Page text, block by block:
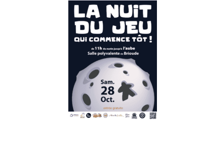
RECHERCHER
S'ABONNER
S'INSCRIRE À LA NEWSLETTER
FACEBOOKINSTAGRAM
LINKEDIN